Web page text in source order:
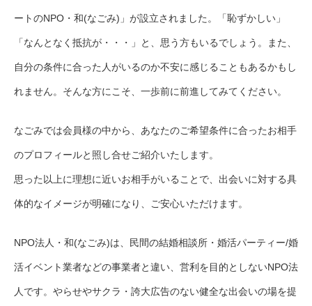
ートのNPO・和(なごみ)」が設立されました。「恥ずかしい」
「なんとなく抵抗が・・・」と、思う方もいるでしょう。また、
自分の条件に合った人がいるのか不安に感じることもあるかもし
れません。そんな方にこそ、一歩前に前進してみてください。
なごみでは会員様の中から、あなたのご希望条件に合ったお相手
のプロフィールと照し合せご紹介いたします。
思った以上に理想に近いお相手がいることで、出会いに対する具
体的なイメージが明確になり、ご安心いただけます。
NPO法人・和(なごみ)は、民間の結婚相談所・婚活パーティー/婚
活イベント業者などの事業者と違い、営利を目的としないNPO法
人です。やらせやサクラ・誇大広告のない健全な出会いの場を提